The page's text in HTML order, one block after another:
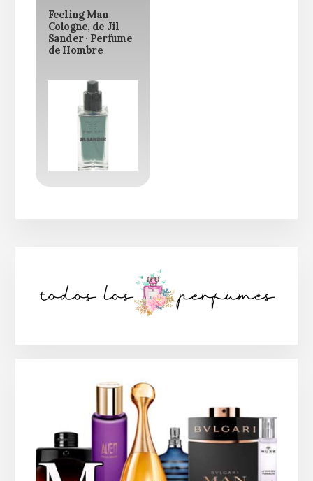
Feeling Man
Cologne, de Jil
Sander · Perfume
de Hombre
lateral